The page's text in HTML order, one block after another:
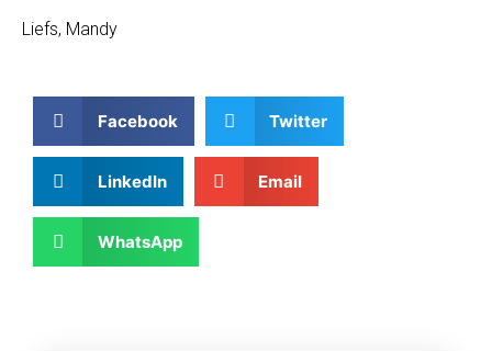
Liefs, Mandy
Facebook Twitter
LinkedIn Email
WhatsApp